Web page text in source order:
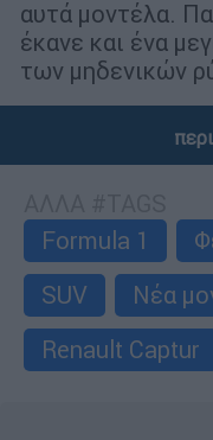
αυτά μοντέλα.
έκανε και ένα
των μηδενικών
Formula 1
SUV
Νέα
Renault Captur